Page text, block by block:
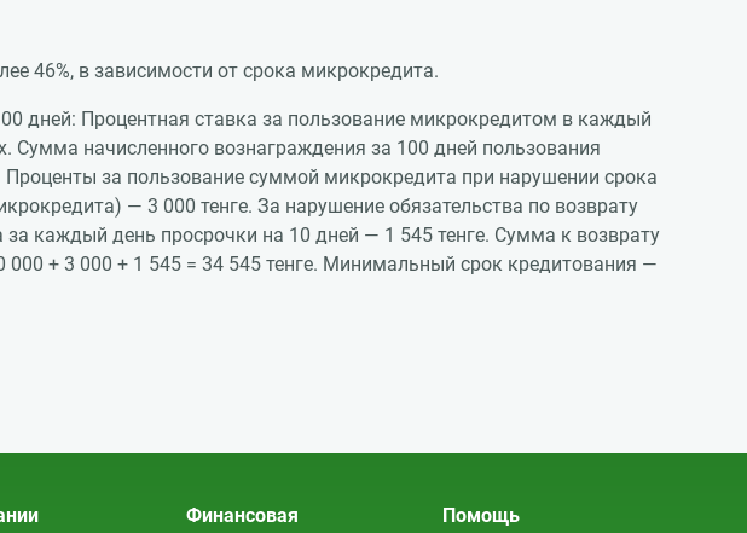
46%, в зависимости от срока микрокредита.
дней: Процентная ставка за пользование микрокредитом в каждый
начисленного вознаграждения за 100 дней пользования
за пользование суммой микрокредита при нарушении срока
— 3 000 тенге. За нарушение обязательства по возврату
каждый день просрочки на 10 дней — 1 545 тенге. Сумма к возврату
+ 3 000 + 1 545 = 34 545 тенге. Минимальный срок кредитования —
Финансовая Помощь